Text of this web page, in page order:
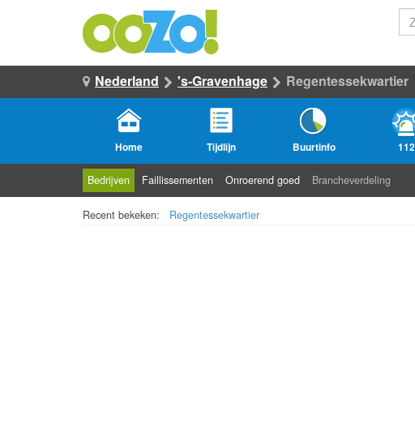
Nederland 's-Gravenhage Regentessekwartier
Home Tijdlijn Buurtinfo 112
Bedrijven Faillissementen Onroerend goed Brancheverdeling
Recent bekeken: Regentessekwartier